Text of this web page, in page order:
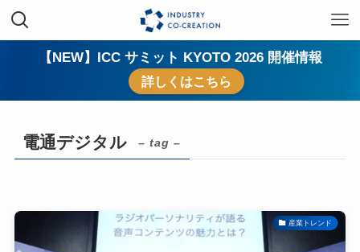
【NEW】ICC サミット KYOTO 2026 開催情報
詳しくはこちら
電通デジタル – tag –
産業トレンド